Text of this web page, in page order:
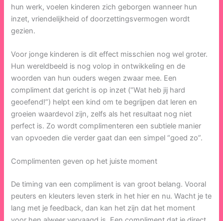
hun werk, voelen kinderen zich geborgen wanneer hun
inzet, vriendelijkheid of doorzettingsvermogen wordt
gezien.
Voor jonge kinderen is dit effect misschien nog wel groter.
Hun wereldbeeld is nog volop in ontwikkeling en de
woorden van hun ouders wegen zwaar mee. Een
compliment dat gericht is op inzet (“Wat heb jij hard
geoefend!”) helpt een kind om te begrijpen dat leren en
groeien waardevol zijn, zelfs als het resultaat nog niet
perfect is. Zo wordt complimenteren een subtiele manier
van opvoeden die verder gaat dan een simpel “goed zo”.
Complimenten geven op het juiste moment
De timing van een compliment is van groot belang. Vooral
peuters en kleuters leven sterk in het hier en nu. Wacht je te
lang met je feedback, dan kan het zijn dat het moment